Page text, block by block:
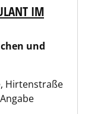
IM
und
Hirtenstraße